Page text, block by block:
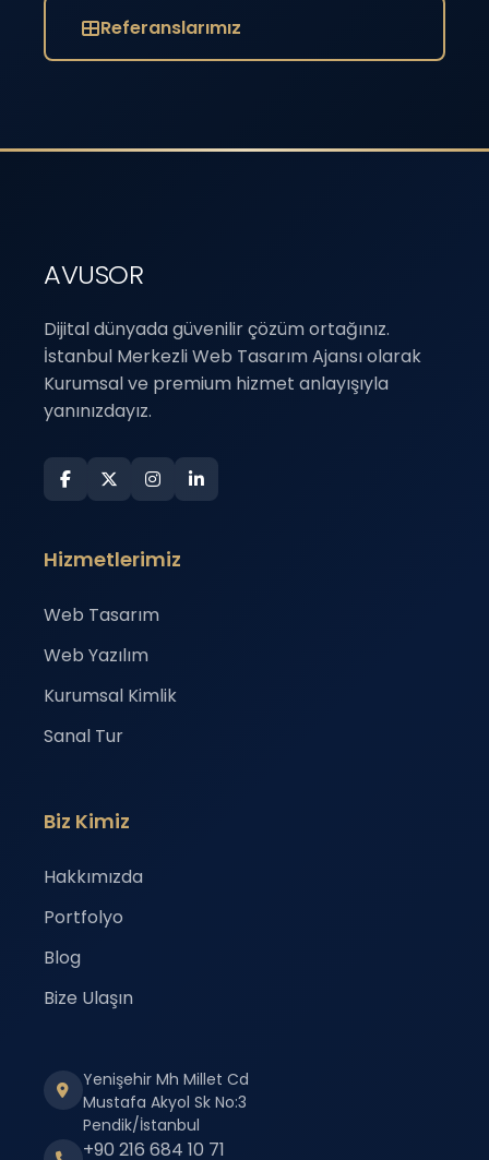
Referanslarımız
AVUSOR
Dijital dünyada güvenilir çözüm ortağınız.
İstanbul Merkezli Web Tasarım Ajansı olarak
Kurumsal ve premium hizmet anlayışıyla
yanınızdayız.
Hizmetlerimiz
Web Tasarım
Web Yazılım
Kurumsal Kimlik
Sanal Tur
Biz Kimiz
Hakkımızda
Portfolyo
Blog
Bize Ulaşın
Yenişehir Mh Millet Cd
Mustafa Akyol Sk No:3
Pendik/İstanbul
+90 216 684 10 71